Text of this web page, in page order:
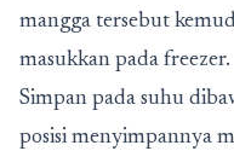
mangga tersebut
masukkan pada freezer.
Simpan pada suhu
posisi menyimpannya